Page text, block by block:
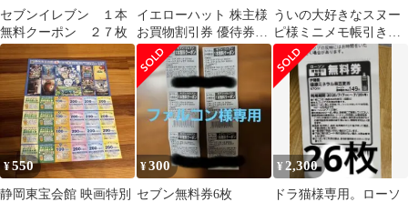
CLNK01GL
セブンイレブン １本
無料クーポン ２７枚
イエローハット 株主様
お買物割引券 優待券セ
ット
ういの大好きなスヌー
ピ様ミニメモ帳引き換
え券
¥550
静岡東宝会館 映画特別
¥300
セブン無料券6枚
¥ 2,300
ドラ猫様専用。ローソ